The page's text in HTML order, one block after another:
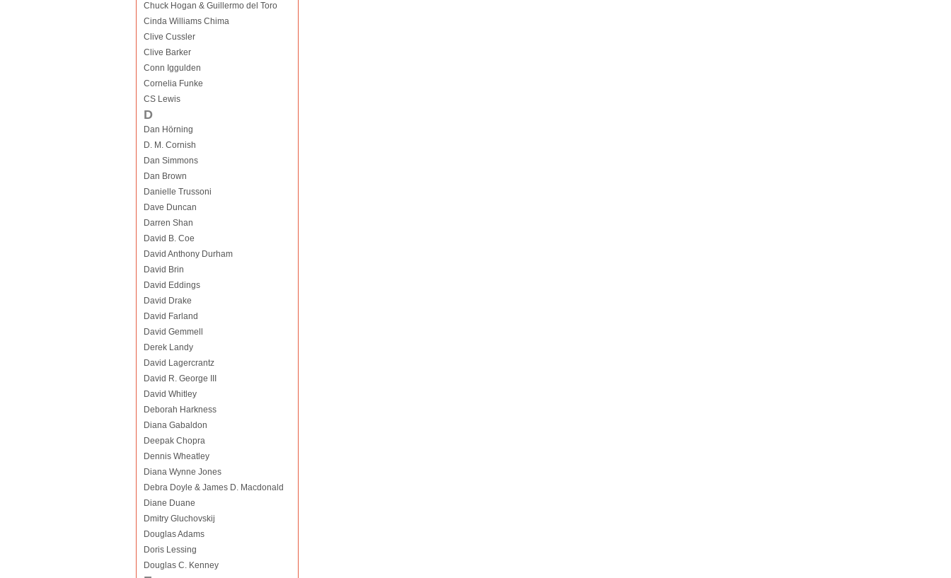
Chuck Hogan & Guillermo del Toro
Cinda Williams Chima
Clive Cussler
Clive Barker
Conn Iggulden
Cornelia Funke
CS Lewis
D
Dan Hörning
D. M. Cornish
Dan Simmons
Dan Brown
Danielle Trussoni
Dave Duncan
Darren Shan
David B. Coe
David Anthony Durham
David Brin
David Eddings
David Drake
David Farland
David Gemmell
Derek Landy
David Lagercrantz
David R. George III
David Whitley
Deborah Harkness
Diana Gabaldon
Deepak Chopra
Dennis Wheatley
Diana Wynne Jones
Debra Doyle & James D. Macdonald
Diane Duane
Dmitry Gluchovskij
Douglas Adams
Doris Lessing
Douglas C. Kenney